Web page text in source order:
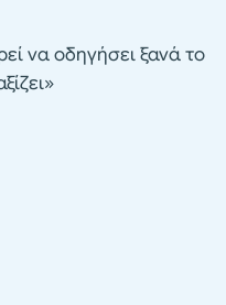
να οδηγήσει ξανά το